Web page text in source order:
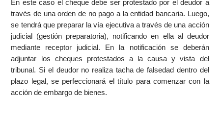
En este caso el cheque debe ser protestado por el deudor a
través de una orden de no pago a la entidad bancaria. Luego,
se tendrá que preparar la vía ejecutiva a través de una acción
judicial (gestión preparatoria), notificando en ella al deudor
mediante receptor judicial. En la notificación se deberán
adjuntar los cheques protestados a la causa y vista del
tribunal. Si el deudor no realiza tacha de falsedad dentro del
plazo legal, se perfeccionará el título para comenzar con la
acción de embargo de bienes.